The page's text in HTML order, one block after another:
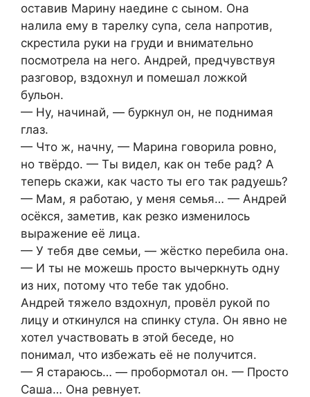
оставив Марину наедине с сыном. Она
налила ему в тарелку супа, села напротив,
скрестила руки на груди и внимательно
посмотрела на него. Андрей, предчувствуя
разговор, вздохнул и помешал ложкой
бульон.
— Ну, начинай, — буркнул он, не поднимая
глаз.
— Что ж, начну, — Марина говорила ровно,
но твёрдо. — Ты видел, как он тебе рад? А
теперь скажи, как часто ты его так радуешь?
— Мам, я работаю, у меня семья… — Андрей
осёкся, заметив, как резко изменилось
выражение её лица.
— У тебя две семьи, — жёстко перебила она.
— И ты не можешь просто вычеркнуть одну
из них, потому что тебе так удобно.
Андрей тяжело вздохнул, провёл рукой по
лицу и откинулся на спинку стула. Он явно не
хотел участвовать в этой беседе, но
понимал, что избежать её не получится.
— Я стараюсь… — пробормотал он. — Просто
Саша… Она ревнует.